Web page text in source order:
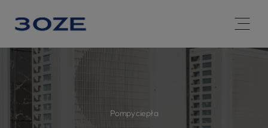
Open
Pompy ciepła